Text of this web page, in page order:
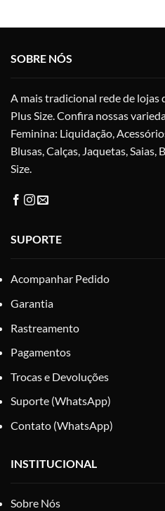
do
SOBRE NÓS
A mais tradicional rede de lojas
Plus Size. Confira nossas
Feminina: Liquidação,
Blusas, Calças, Jaquetas, Saias,
Size.
SUPORTE
Acompanhar Pedido
Garantia
Rastreamento
Pagamentos
Trocas e Devoluções
Suporte (WhatsApp)
Contato (WhatsApp)
INSTITUCIONAL
Sobre Nós